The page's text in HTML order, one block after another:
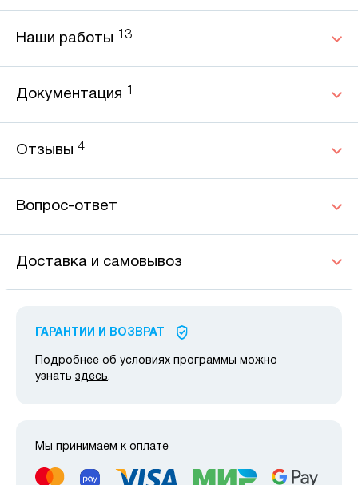
Наши работы 13
Документация
Отзывы 4
Вопрос-ответ
Доставка и самовывоз
ГАРАНТИИ И ВОЗВРАТ
Подробнее об условиях программы можно
узнать здесь.
Мы принимаем к оплате